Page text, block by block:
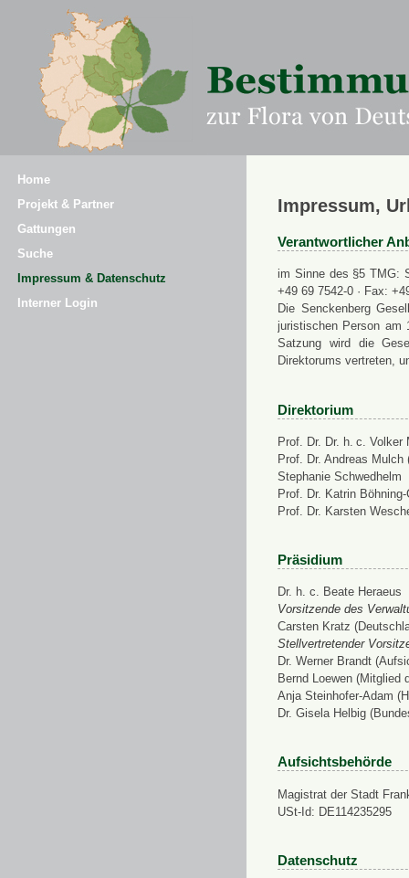
Home
Projekt & Partner
Gattungen
Suche
Impressum & Datenschutz
Interner Login
Impressum,
Verantwortlicher
im Sinne des §5 TMG:
+49 69 7542-0 · Fax:
Die Senckenberg
juristischen Person am
Satzung wird die
Direktorums vertreten,
Direktorium
Prof. Dr. Dr. h. c. Volker
Prof. Dr. Andreas
Stephanie Schwedhelm
Prof. Dr. Katrin
Prof. Dr. Karsten
Präsidium
Dr. h. c. Beate Heraeus
Vorsitzende des
Carsten Kratz
Stellvertretender
Dr. Werner Brandt
Bernd Loewen (Mitglied
Anja Steinhofer-Adam
Dr. Gisela Helbig
Aufsichtsbehörde
Magistrat der Stadt
USt-Id: DE114235295
Datenschutz